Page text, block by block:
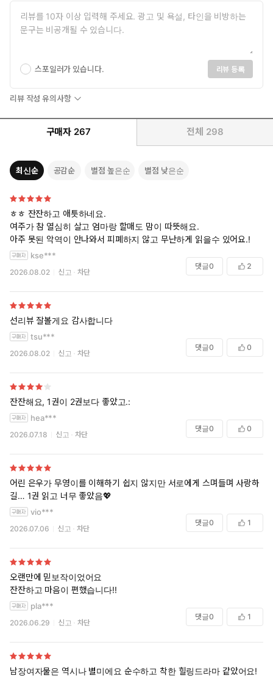
스포일러가 있습니다. 리뷰 등록
리뷰 작성 유의사항
구매자 267 전체 298
최신순 공감순 별점 높은순 별점 낮은순
ㅎㅎ 잔잔하고 애틋하네요.
여주가 참 열심히 살고 엄마랑 할매도 맘이 따뜻해요.
아주 못된 악역이 안나와서 피폐하지 않고 무난하게 읽을수 있어요.!
kse***
2026.08.02 신고 차단
댓글0 2
선리뷰 잘볼게요 감사합니다
tsu***
2026.08.02 신고 차단
댓글0 0
잔잔해요, 1권이 2권보다 좋았고.:
hea***
2026.07.18 신고 차단
댓글0 0
어린 은우가 무영이를 이해하기 쉽지 않지만 서로에게 스며들며 사랑하
길… 1권 읽고 너무 좋았음💖
vio***
2026.07.06 신고 차단
댓글0 1
오랜만에 믿보작이었어요
잔잔하고 마음이 편했습니다!!
pla***
2026.06.29 신고 차단
댓글0 1
남장여자물은 역시나 별미에요 순수하고 착한 힐링드라마 같았어요!